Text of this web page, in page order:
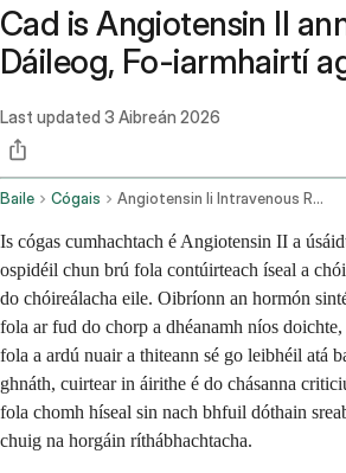
Cad is Angiotensin II
Dáileog, Fo-iarmhairtí
Last updated 3 Aibreán 2026
Baile Cógais Angiotensin Ii Intravenous Route
Is cógas cumhachtach é Angiotensin II a
ospidéil chun brú fola contúirteach íseal a
do chóireálacha eile. Oibríonn an hormón
fola ar fud do chorp a dhéanamh níos
fola a ardú nuair a thiteann sé go leibhéil atá
ghnáth, cuirtear in áirithe é do chásanna
fola chomh híseal sin nach bhfuil dóthain
chuig na horgáin ríthábhachtacha.